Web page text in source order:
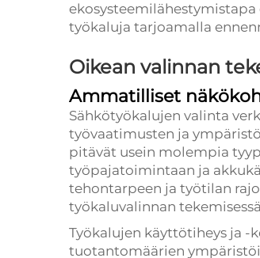
työkaluja tarjoamalla
Oikean valinnan
Ammatilliset
Sähkötyökalujen valinta
työvaatimusten ja
pitävät usein molempia
työpajatoimintaan ja
tehontarpeen ja työtilan
työkaluvalinnan
Työkalujen käyttötiheys ja -
tuotantomäärien